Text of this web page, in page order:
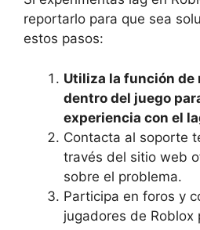
reportarlo para que ‌sea
estos pasos:
Utiliza la función de
dentro del juego
experiencia con el
Contacta al soporte
través del ⁢sitio web
sobre el problema.
Participa ⁤en foros ⁣y
jugadores de ⁤Roblox